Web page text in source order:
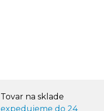
Tovar na sklade
expedujeme do 24